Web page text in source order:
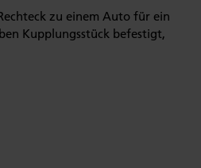
zu einem Auto für ein
Kupplungsstück befestigt,